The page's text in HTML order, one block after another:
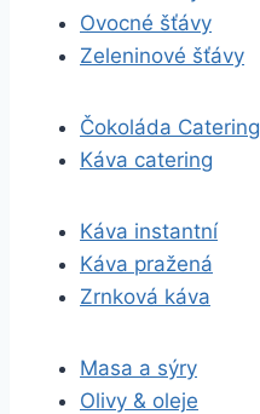
Ovocné šťávy
Zeleninové šťávy
Čokoláda Catering
Káva catering
Káva instantní
Káva pražená
Zrnková káva
Masa a sýry
Olivy & oleje